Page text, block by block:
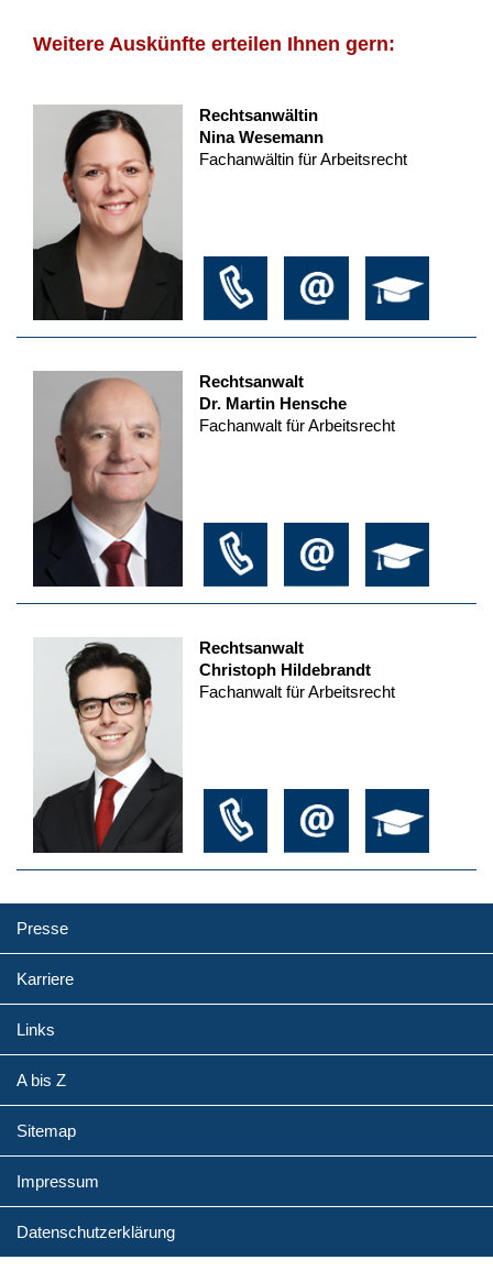
Weitere Auskünfte erteilen Ihnen gern:
Rechtsanwältin
Nina Wesemann
Fachanwältin für Arbeitsrecht
Rechtsanwalt
Dr. Martin Hensche
Fachanwalt für Arbeitsrecht
Rechtsanwalt
Christoph Hildebrandt
Fachanwalt für Arbeitsrecht
Presse
Karriere
Links
A bis Z
Sitemap
Impressum
Datenschutzerklärung